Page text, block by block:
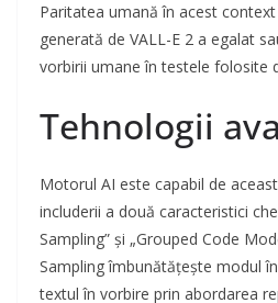
Paritatea umană în acest
generată de VALL-E 2 a egalat
vorbirii umane în testele folosite
Tehnologii
Motorul AI este capabil de
includerii a două caracteristici
Sampling” și „Grouped Code
Sampling îmbunătățește modul
textul în vorbire prin abordarea